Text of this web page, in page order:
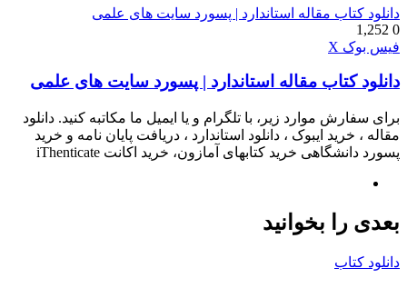
دانلود کتاب مقاله استاندارد | پسورد سایت های علمی
0
فیس بوک X
از
ایمیل
دانلود کتاب مقاله استاندارد | پسورد سایت های علمی
برای سفارش موارد زیر، با تلگرام و یا ایمیل ما مکاتبه کنید. دانلود
مقاله ، خرید ایبوک ، دانلود استاندارد ، دریافت پایان نامه و خرید
پسورد دانشگاهی خرید کتابهای آمازون، خرید اکانت iThenticate
بعدی را بخوانید
دانلود کتاب